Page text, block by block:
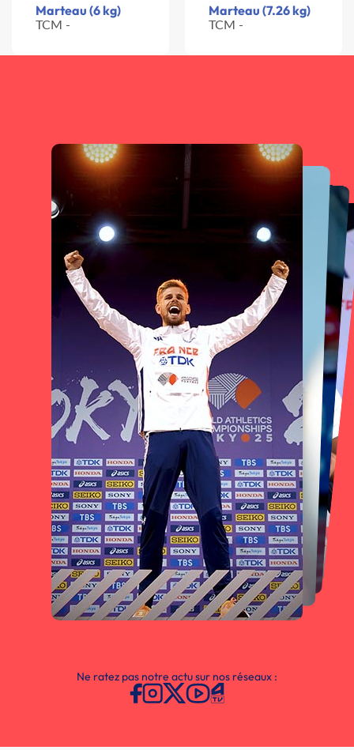
Marteau (6 kg)
TCM -
Marteau (7.26 kg)
TCM -
Ne ratez pas notre actu sur nos réseaux :